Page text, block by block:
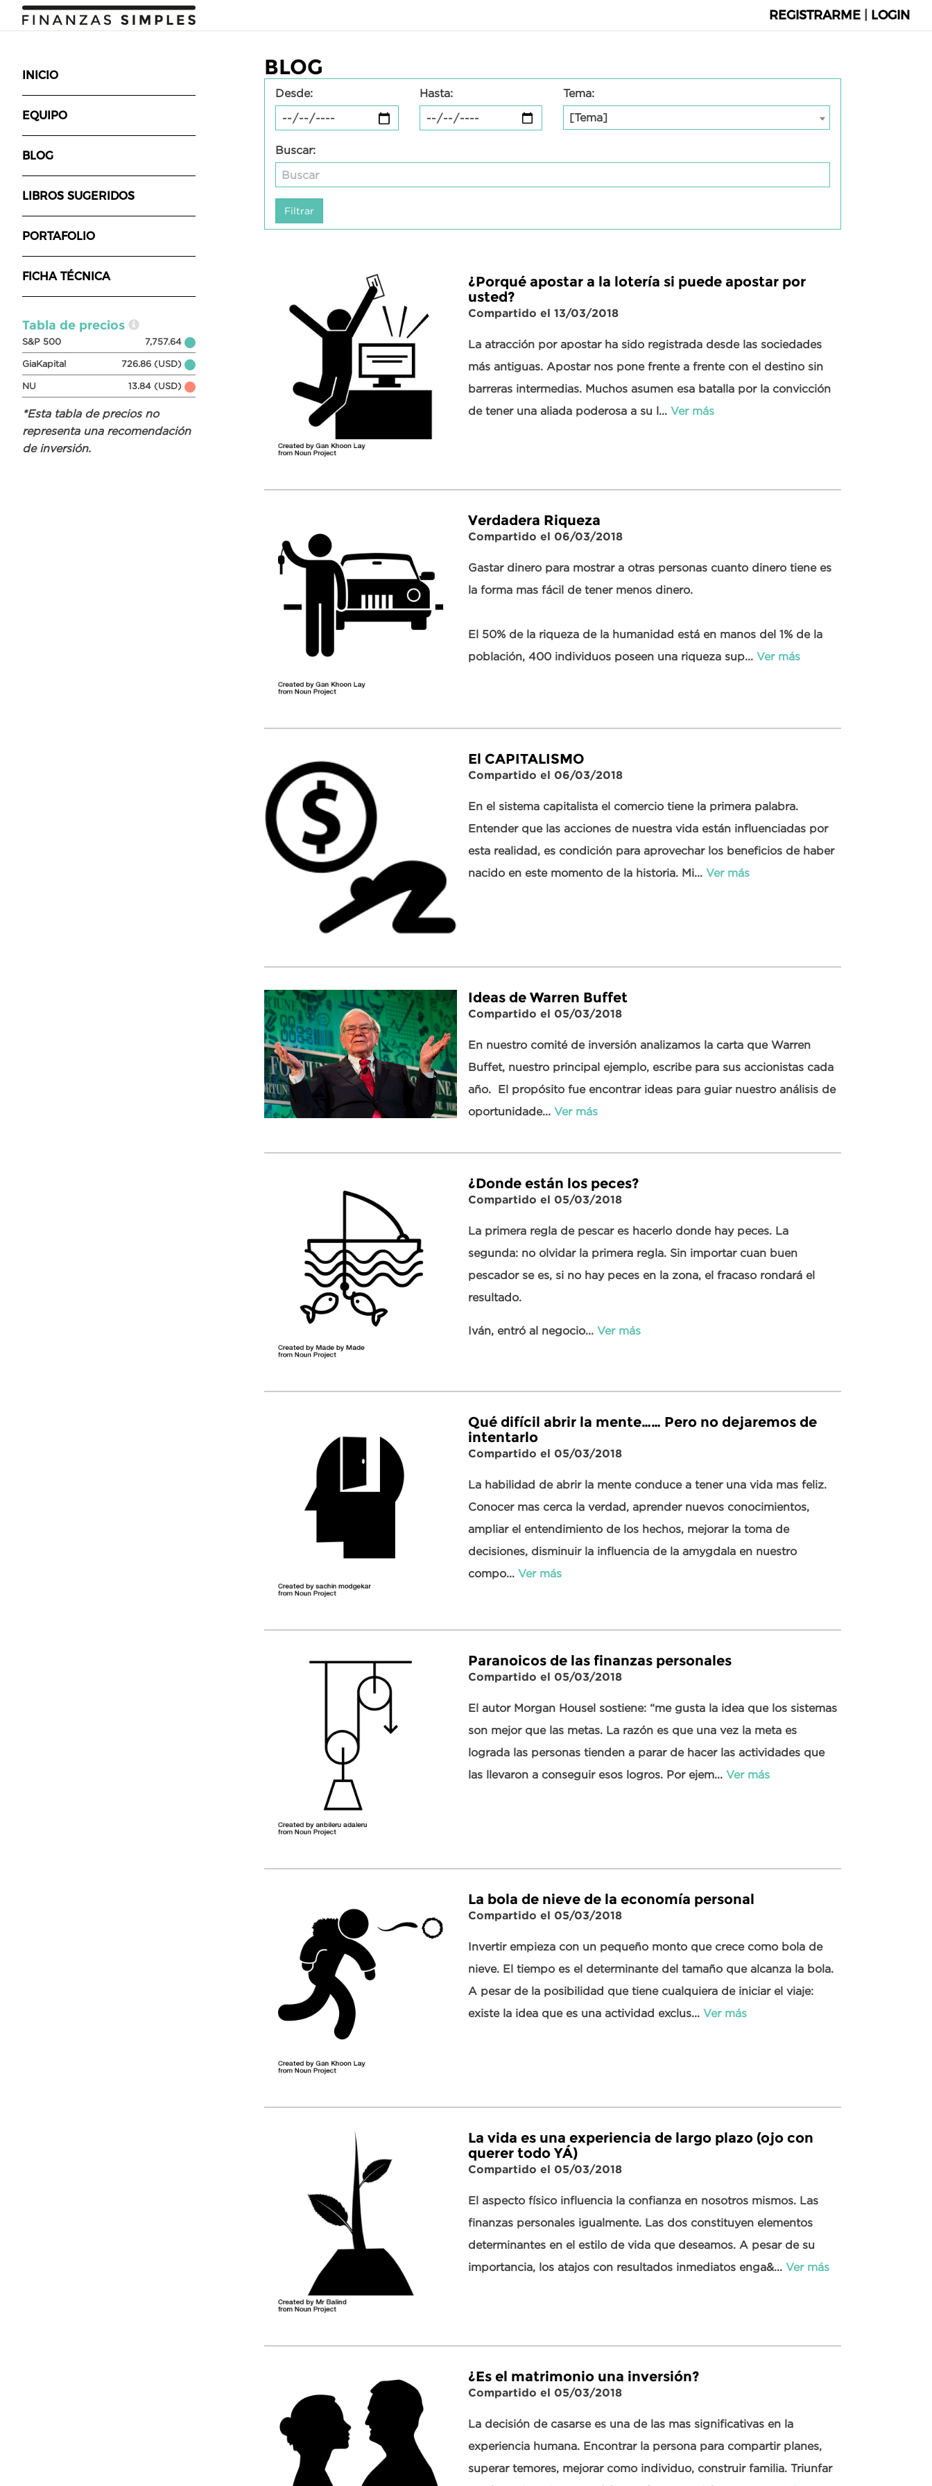
REGISTRARME LOGIN
INICIO
EQUIPO
BLOG
LIBROS SUGERIDOS
PORTAFOLIO
FICHA TÉCNICA
Tabla de precios
S&P 500 7,757.64
GiaKapital 726.86 (USD)
NU 13.84 (USD)
*Esta tabla de precios no
representa una recomendación
de inversión.
BLOG
Desde: Hasta:
Tema:
[Tema]
Buscar:
¿Porqué apostar a la lotería si puede apostar por
usted?
Compartido el 13/03/2018
La atracción por apostar ha sido registrada desde las sociedades
más antiguas. Apostar nos pone frente a frente con el destino sin
barreras intermedias. Muchos asumen esa batalla por la convicción
de tener una aliada poderosa a su l... Ver más
Verdadera Riqueza
Compartido el 06/03/2018
Gastar dinero para mostrar a otras personas cuanto dinero tiene es
la forma mas fácil de tener menos dinero.
El 50% de la riqueza de la humanidad está en manos del 1% de la
población, 400 individuos poseen una riqueza sup... Ver más
El CAPITALISMO
Compartido el 06/03/2018
En el sistema capitalista el comercio tiene la primera palabra.
Entender que las acciones de nuestra vida están influenciadas por
esta realidad, es condición para aprovechar los beneficios de haber
nacido en este momento de la historia. Mi... Ver más
Ideas de Warren Buffet
Compartido el 05/03/2018
En nuestro comité de inversión analizamos la carta que Warren
Buffet, nuestro principal ejemplo, escribe para sus accionistas cada
año. El propósito fue encontrar ideas para guiar nuestro análisis de
oportunidade... Ver más
¿Donde están los peces?
Compartido el 05/03/2018
La primera regla de pescar es hacerlo donde hay peces. La
segunda: no olvidar la primera regla. Sin importar cuan buen
pescador se es, si no hay peces en la zona, el fracaso rondará el
resultado.
Iván, entró al negocio... Ver más
Qué difícil abrir la mente…… Pero no dejaremos de
intentarlo
Compartido el 05/03/2018
La habilidad de abrir la mente conduce a tener una vida mas feliz.
Conocer mas cerca la verdad, aprender nuevos conocimientos,
ampliar el entendimiento de los hechos, mejorar la toma de
decisiones, disminuir la influencia de la amygdala en nuestro
compo... Ver más
Paranoicos de las finanzas personales
Compartido el 05/03/2018
El autor Morgan Housel sostiene: “me gusta la idea que los sistemas
son mejor que las metas. La razón es que una vez la meta es
lograda las personas tienden a parar de hacer las actividades que
las llevaron a conseguir esos logros. Por ejem... Ver más
La bola de nieve de la economía personal
Compartido el 05/03/2018
Invertir empieza con un pequeño monto que crece como bola de
nieve. El tiempo es el determinante del tamaño que alcanza la bola.
A pesar de la posibilidad que tiene cualquiera de iniciar el viaje:
existe la idea que es una actividad exclus... Ver más
La vida es una experiencia de largo plazo (ojo con
querer todo YÁ)
Compartido el 05/03/2018
El aspecto físico influencia la confianza en nosotros mismos. Las
finanzas personales igualmente. Las dos constituyen elementos
determinantes en el estilo de vida que deseamos. A pesar de su
importancia, los atajos con resultados inmediatos enga&... Ver más
¿Es el matrimonio una inversión?
Compartido el 05/03/2018
La decisión de casarse es una de las mas significativas en la
experiencia humana. Encontrar la persona para compartir planes,
superar temores, mejorar como individuo, construir familia. Triunfar